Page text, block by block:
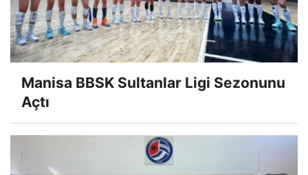
Manisa BBSK Sultanlar Ligi Sezonunu
Açtı